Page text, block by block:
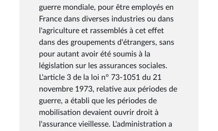
guerre mondiale, pour être employés en
France dans diverses industries ou dans
l'agriculture et rassemblés à cet effet
dans des groupements d'étrangers, sans
pour autant avoir été soumis à la
législation sur les assurances sociales.
L'article 3 de la loi n° 73-1051 du 21
novembre 1973, relative aux périodes de
guerre, a établi que les périodes de
mobilisation devaient ouvrir droit à
l'assurance vieillesse. L'administration a